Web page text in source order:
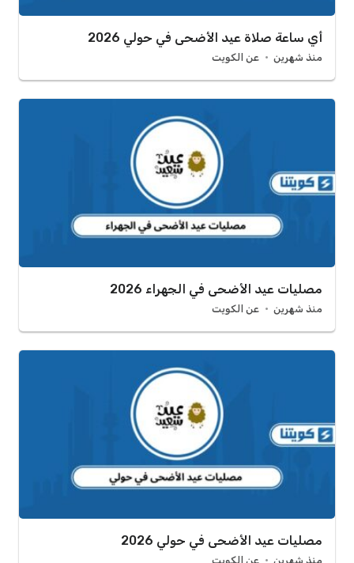
أي ساعة صلاة عيد الأضحى في حولي 2026
منذ شهرين عن الكويت
مصليات عيد الأضحى في الجهراء 2026
منذ شهرين عن الكويت
مصليات عيد الأضحى في حولي 2026
منذ شهرين عن الكويت